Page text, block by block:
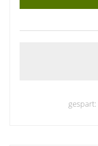
gespart: